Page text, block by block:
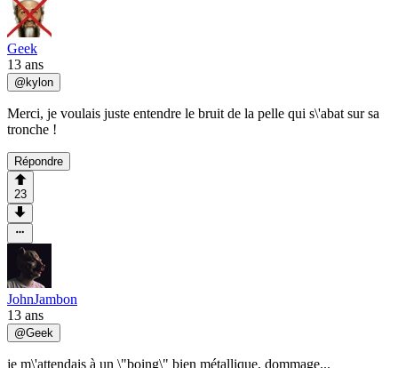
Geek
13 ans
@ kylon
Merci, je voulais juste entendre le bruit de la pelle qui s\'abat sur sa
tronche !
Répondre
23
JohnJambon
13 ans
@Geek
je m\'attendais à un \"boing\" bien métallique, dommage...